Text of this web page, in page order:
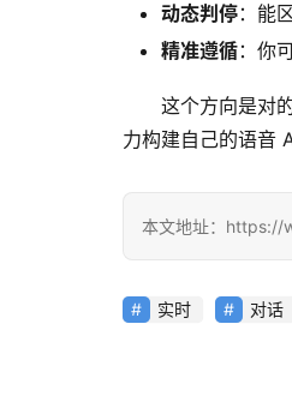
动态判停：能
精准遵循：你
这个方向是对
力构建自己的语音
本文地址：https://
实时 对话